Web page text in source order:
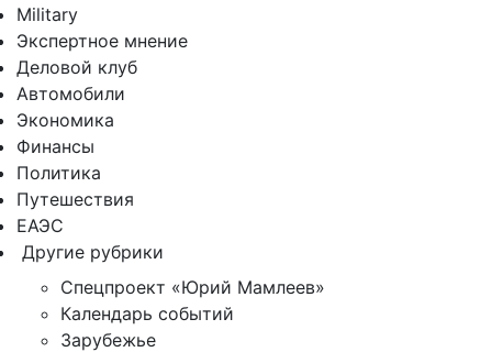
Military
Экспертное мнение
Деловой клуб
Автомобили
Экономика
Финансы
Политика
Путешествия
ЕАЭС
Другие рубрики
Спецпроект «Юрий Мамлеев»
Календарь событий
Зарубежье